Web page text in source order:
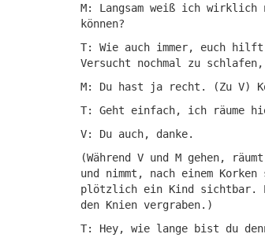
M: Langsam weiß ich wirklich
können?
T: Wie auch immer, euch hilft
Versucht nochmal zu
M: Du hast ja recht. (Zu V)
T: Geht einfach, ich räume
V: Du auch, danke.
(Während V und M gehen,
und nimmt, nach einem
plötzlich ein Kind sichtbar.
den Knien vergraben.)
T: Hey, wie lange bist du